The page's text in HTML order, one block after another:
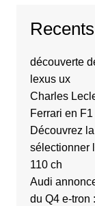
Recents
découverte
lexus ux
Charles
Ferrari en F1
Découvrez
sélectionner
110 ch
Audi
du Q4 e-tron